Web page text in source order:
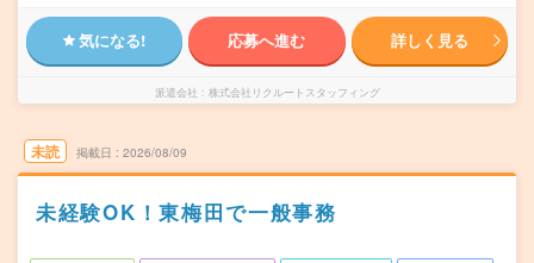
気になる! 応募へ進む 詳しく見る
派遣会社 株式会社リクルートスタッフィング
未読 掲載日 2026/08/09
未経験OK！東梅田で一般事務